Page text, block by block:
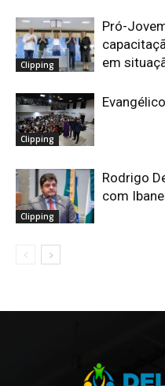
Clipping
Pró-
em
Clipping
Clipping
Rodrigo
com